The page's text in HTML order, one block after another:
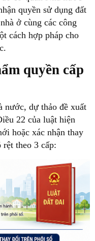
quyền sử dụng đất
ở cùng các công
cách hợp pháp cho
quyền cấp
nước, dự thảo đề xuất
22 của luật hiện
hoặc xác nhận thay
theo 3 cấp: